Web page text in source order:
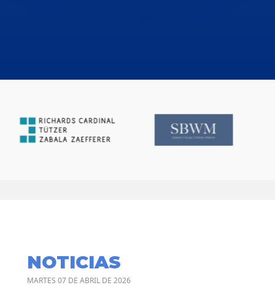
NOTICIAS
MARTES 07 DE ABRIL DE 2026